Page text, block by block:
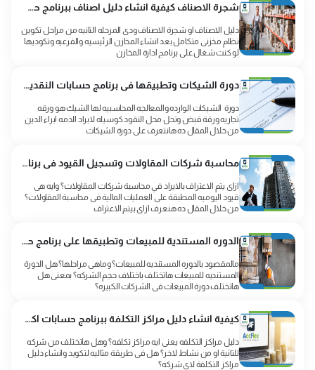
شجرة الاصناف كيفية انشاء دليل اصناف ببرنامج حسابات المخازن
دليل الاصناف او شجرة الاصناف ودى المرحله التانيه من مراحل تكوين
نظام مخزنى متكامل بعد انشاء المخازن الرئيسيه والفرعيه وتكوديها
لو كنت شغال على برنامج ادارة المخازن
دورة الشيكات وتطبيقها فى برنامج حسابات النقديه والخزينه والبنوك
دورة الشيكات الوارده والمعالجه المحاسبيه لها الشيك هو ورقه
تجاريه ورقة قبض وتحل محل النقود كوسيله لابراد الذمه ابراء الدين
من خلال المقال ده هانتعرف على دورة الشيكات
محاسبة شركات المقاولات وتسجيل القيود فى برنامج محاسبة المقاولات
ازاى يتم الاعتراف بالايراد في محاسبة شركات المقاولات؟ وايه هى
قيود اليوميه المطبقة على العمليات المالية فى محاسبة المقاولات؟
من خلال المقال ده هنعرف ازاى بيتم الاعتراف
الدوره المستندية للمبيعات وتطبيقها على برنامج حسابات ادارة المخازن
مالمقصود بالدوره المستنديه للمبيعات؟ وماهى مراحلها؟ هل الدورة
المستنديه للمبيعات هاتختلف باختلاف حجم الشركه؟ بمعنى هل
هاتختلف دورة المبيعات فى الشركات الكبيره؟
كيفية انشاء دليل مراكز التكلفة ببرنامج حسابات اكفليكس
دليل مراكز التكلفه يعنى ايه مراكز تكلفه؟ وهل هاتختلف من شركه
للتانية او من نشاط لاخر؟ هل فى طريقة مثاليه لتكويد وانشاء دليل
مراكز التكلفة لاى شركه؟